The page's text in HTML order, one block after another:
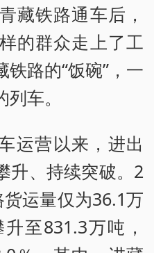
藏铁路通车后，
的群众走上了工
路的“饭碗”，一
车。
运营以来，进出
升、持续突破。2
运量仅为36.1万
至831.3万吨，